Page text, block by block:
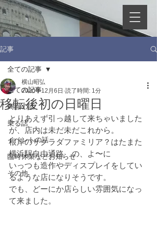
記事
全ての記事
商品の話
乗る話
イベントの話
臨時休業などお知らせ
その他
全ての記事
移転後初の日曜日
横山昭弘
2020年12月6日 読了時間: 1分
とりあえず引っ越して来ちゃいました
が、店内は未だ未だこれから。
根岸のサクラダファミリア？はたまた
横浜駅自由通路　の、よ〜に
いっつも造作やディスプレイをしてい
るような店になりそうです。
でも、どーにか店らしい雰囲気になっ
て来ました。